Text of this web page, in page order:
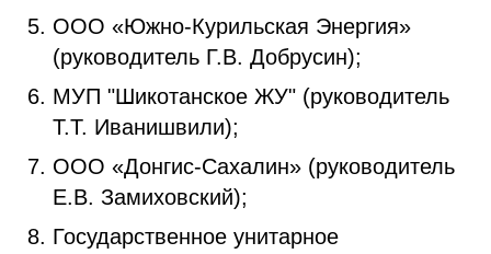
ООО «Южно-Курильская Энергия»
(руководитель Г.В. Добрусин);
МУП "Шикотанское ЖУ" (руководитель
Т.Т. Иванишвили);
ООО «Донгис-Сахалин» (руководитель
Е.В. Замиховский);
Государственное унитарное